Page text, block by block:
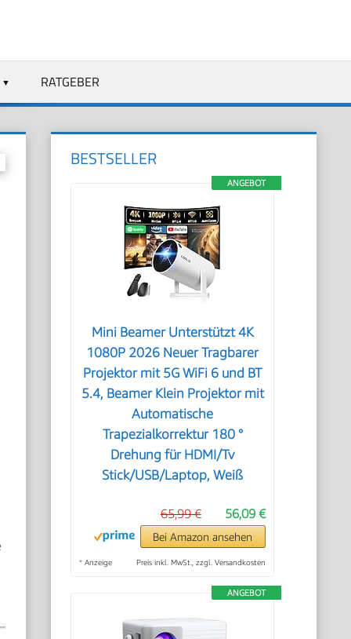
RATGEBER
BESTSELLER
ANGEBOT
Mini Beamer Unterstützt 4K
1080P 2026 Neuer Tragbarer
Projektor mit 5G WiFi 6 und BT
5.4, Beamer Klein Projektor mit
Automatische
Trapezialkorrektur 180 °
Drehung für HDMI/Tv
Stick/USB/Laptop, Weiß
56,09 €
65,99 €
Bei Amazon ansehen
* Anzeige Preis inkl. MwSt., zzgl. Versandkosten
ANGEBOT